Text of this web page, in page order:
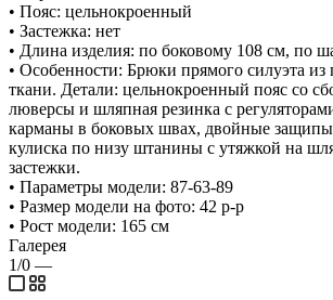
• Пояс: цельнокроенный
• Застежка: нет
• Длина изделия: по боковому 108 см, по
• Особенности: Брюки прямого силуэта из
ткани. Детали: цельнокроенный пояс со
люверсы и шляпная резинка с
карманы в боковых швах, двойные
кулиска по низу штанины с утяжкой на
застежки.
• Параметры модели: 87-63-89
• Размер модели на фото: 42 р-р
• Рост модели: 165 см
Галерея
1/0 —